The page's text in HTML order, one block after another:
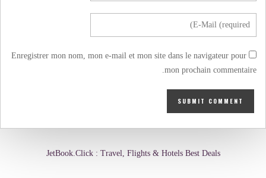
Enregistrer mon nom, mon e-mail et mon site dans le navigateur pour
mon prochain commentaire.
JetBook.Click : Travel, Flights & Hotels Best Deals